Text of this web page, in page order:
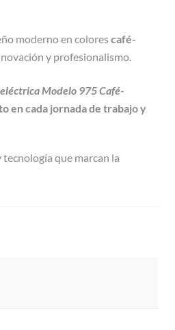
moderno en colorescafé-
y profesionalismo.
Modelo 975 Café-
en cada jornada de trabajo y
que marcan la